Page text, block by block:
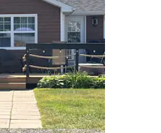
commentaires